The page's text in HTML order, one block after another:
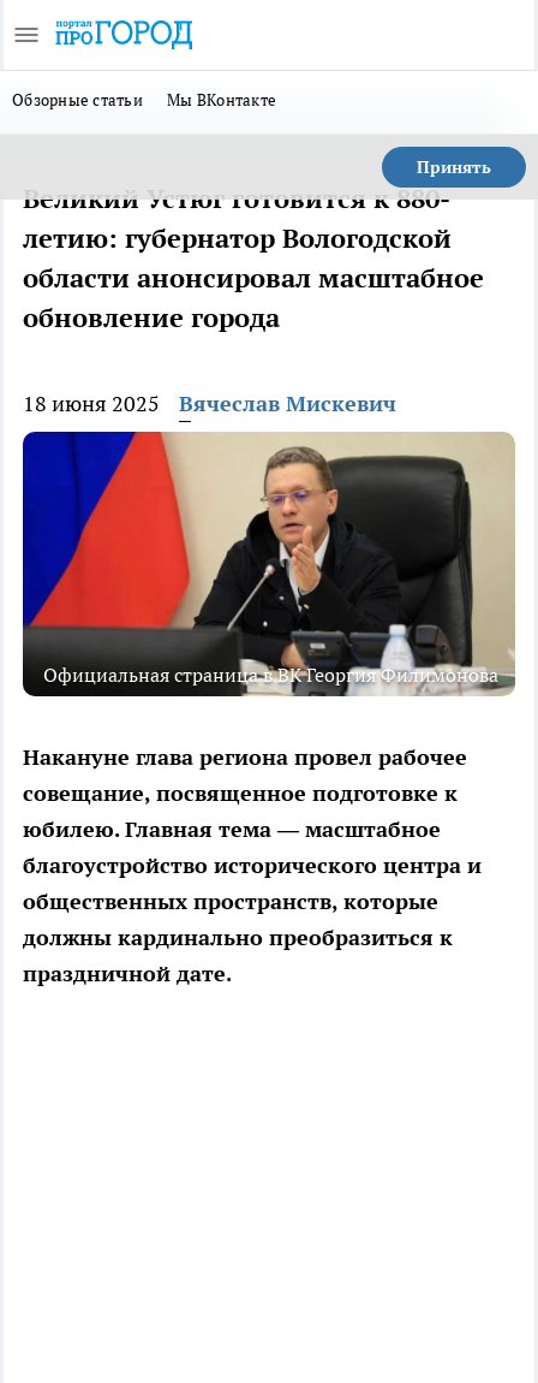
Обзорные статьи Мы ВКонтакте
Принять
Великий Устюг готовится к 880-
летию: губернатор Вологодской
области анонсировал масштабное
обновление города
18 июня 2025 Вячеслав Мискевич
Официальная страница в ВК Георгия Филимонова
Накануне глава региона провел рабочее
совещание, посвященное подготовке к
юбилею. Главная тема — масштабное
благоустройство исторического центра и
общественных пространств, которые
должны кардинально преобразиться к
праздничной дате.